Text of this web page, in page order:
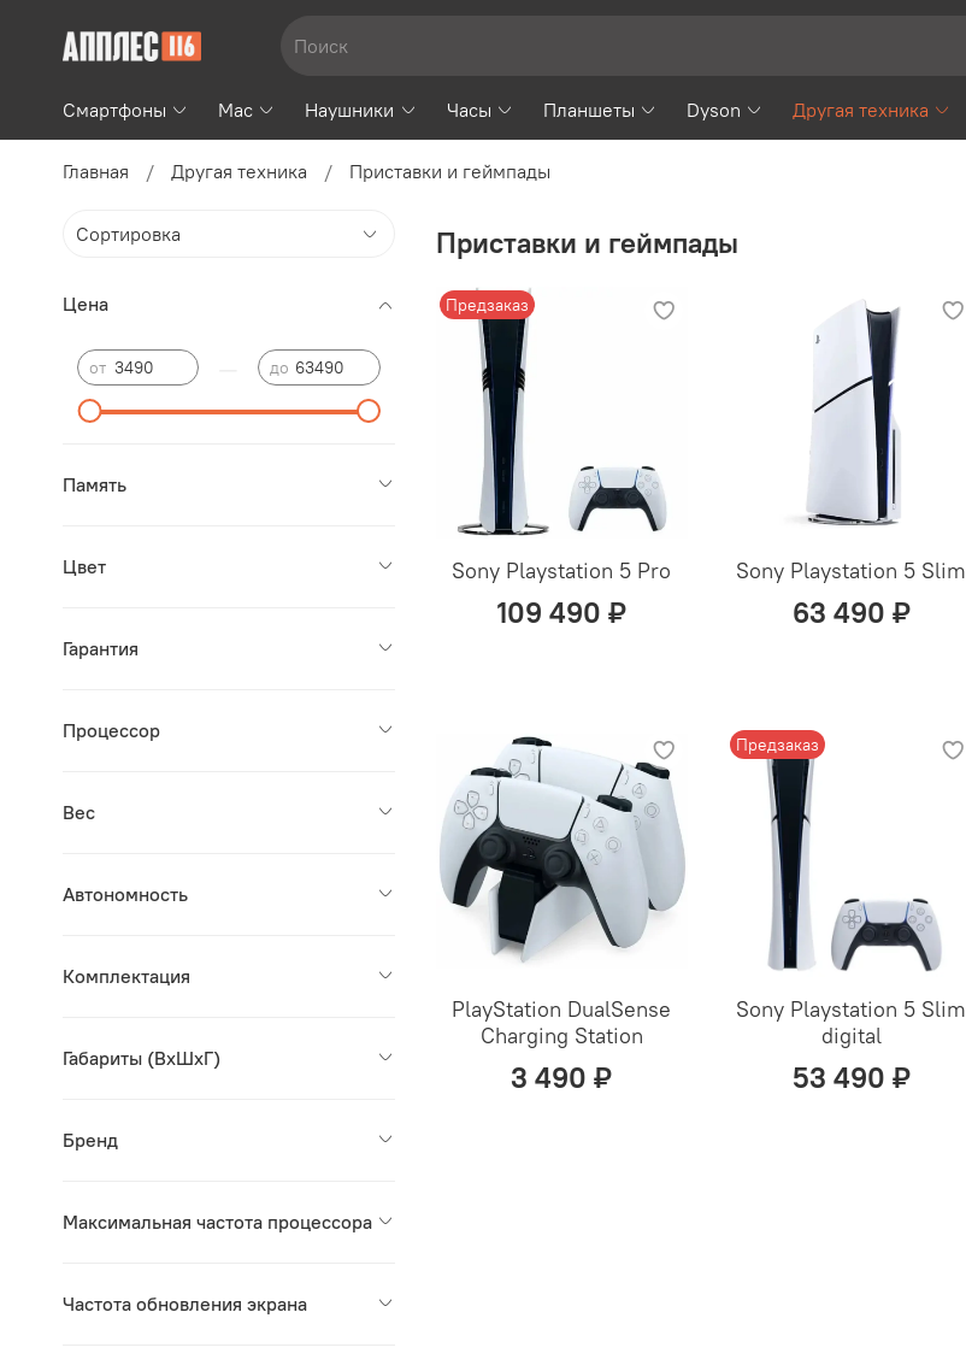
Смартфоны Mac Наушники Часы Планшеты Dyson Другая техника
Главная Другая техника Приставки и геймпады
Приставки и геймпады
Предзаказ
Sony Playstation 5 Pro
109 490 ₽
Sony Playstation 5 Slim
63 490 ₽
PlayStation DualSense
Charging Station
3 490 ₽
Предзаказ
Sony Playstation 5 Slim
digital
53 490 ₽
Цена
от до
Память
Цвет
Гарантия
Процессор
Вес
Автономность
Комплектация
Габариты (ВxШxГ)
Бренд
Максимальная частота процессора
Частота обновления экрана